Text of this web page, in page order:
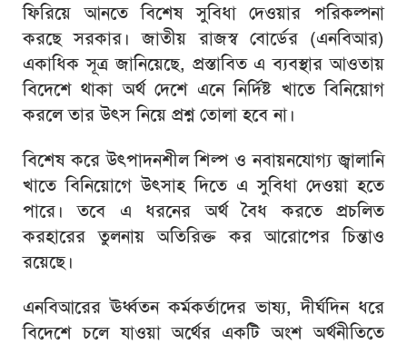
ফিরিয়ে আনতে বিশেষ সুবিধা দেওয়ার পরিকল্পনা
করছে সরকার। জাতীয় রাজস্ব বোর্ডের (এনবিআর)
একাধিক সূত্র জানিয়েছে, প্রস্তাবিত এ ব্যবস্থার আওতায়
বিদেশে থাকা অর্থ দেশে এনে নির্দিষ্ট খাতে বিনিয়োগ
করলে তার উৎস নিয়ে প্রশ্ন তোলা হবে না।
বিশেষ করে উৎপাদনশীল শিল্প ও নবায়নযোগ্য জ্বালানি
খাতে বিনিয়োগে উৎসাহ দিতে এ সুবিধা দেওয়া হতে
পারে। তবে এ ধরনের অর্থ বৈধ করতে প্রচলিত
করহারের তুলনায় অতিরিক্ত কর আরোপের চিন্তাও
রয়েছে।
এনবিআরের ঊর্ধ্বতন কর্মকর্তাদের ভাষ্য, দীর্ঘদিন ধরে
বিদেশে চলে যাওয়া অর্থের একটি অংশ অর্থনীতিতে